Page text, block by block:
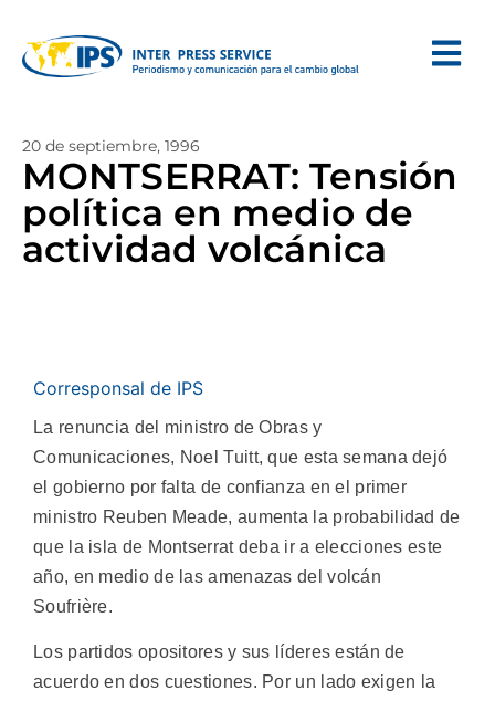
20 de septiembre, 1996
MONTSERRAT: Tensión
política en medio de
actividad volcánica
Corresponsal de IPS
La renuncia del ministro de Obras y
Comunicaciones, Noel Tuitt, que esta semana dejó
el gobierno por falta de confianza en el primer
ministro Reuben Meade, aumenta la probabilidad de
que la isla de Montserrat deba ir a elecciones este
año, en medio de las amenazas del volcán
Soufrière.
Los partidos opositores y sus líderes están de
acuerdo en dos cuestiones. Por un lado exigen la